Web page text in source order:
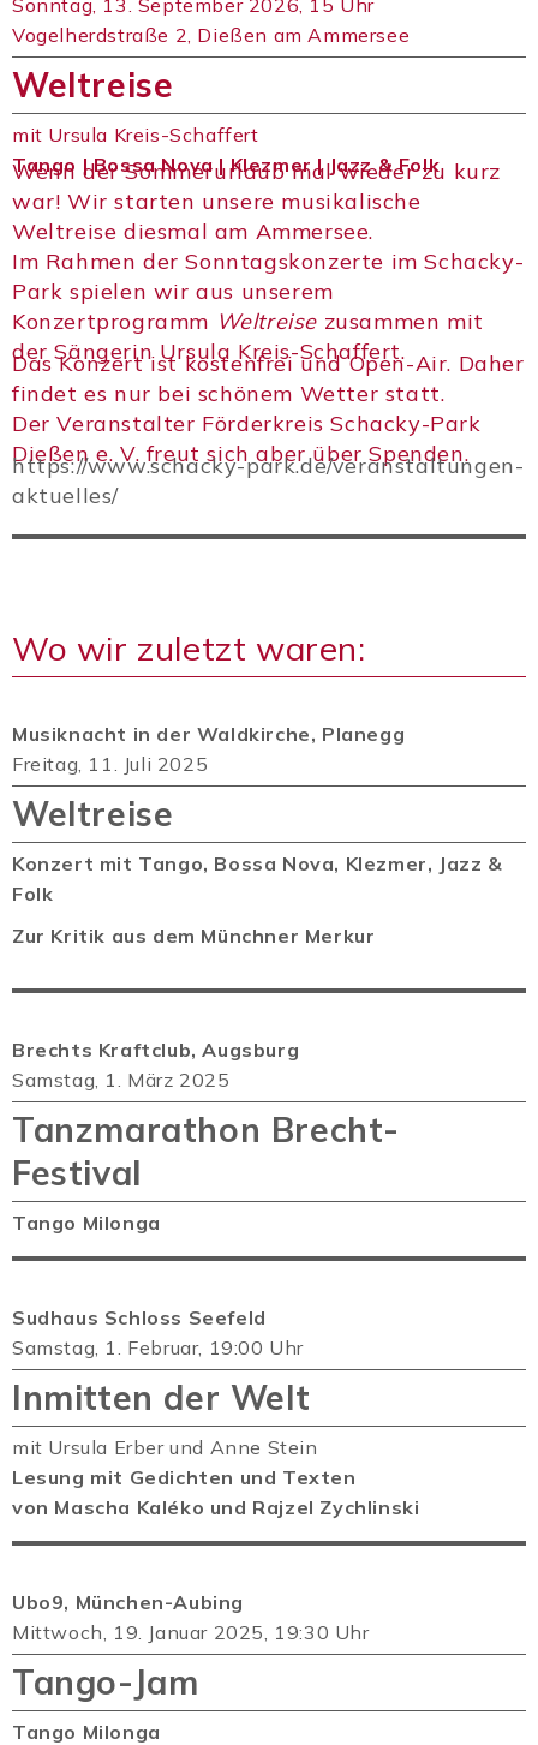
Sonntag, 13. September 2026, 15 Uhr
Vogelherdstraße 2, Dießen am Ammersee
Weltreise
mit Ursula Kreis-Schaffert
Tango | Bossa Nova | Klezmer | Jazz & Folk
Wenn der Sommerurlaub mal wieder zu kurz
war! Wir starten unsere musikalische
Weltreise diesmal am Ammersee.
Im Rahmen der Sonntagskonzerte im Schacky-
Park spielen wir aus unserem
Konzertprogramm Weltreise zusammen mit
der Sängerin Ursula Kreis-Schaffert.
Das Konzert ist kostenfrei und Open-Air. Daher
findet es nur bei schönem Wetter statt.
Der Veranstalter Förderkreis Schacky-Park
Dießen e. V. freut sich aber über Spenden.
https://www.schacky-park.de/veranstaltungen-
aktuelles/
Wo wir zuletzt waren:
Musiknacht in der Waldkirche, Planegg
Freitag, 11. Juli 2025
Weltreise
Konzert mit Tango, Bossa Nova, Klezmer, Jazz &
Folk
Zur Kritik aus dem Münchner Merkur
Brechts Kraftclub,Augsburg
Samstag, 1. März 2025
Tanzmarathon Brecht-
Festival
Tango Milonga
Sudhaus Schloss Seefeld
Samstag, 1. Februar, 19:00 Uhr
Inmitten der Welt
mit Ursula Erber und Anne Stein
Lesung mit Gedichten und Texten
von Mascha Kaléko und Rajzel Zychlinski
Ubo9, München-Aubing
Mittwoch, 19. Januar 2025, 19:30 Uhr
Tango-Jam
Tango Milonga